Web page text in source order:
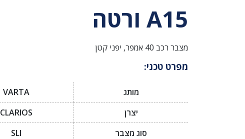
A15 ורטה
מצבר רכב 40 אמפר, יפני קטן
מפרט טכני:
מותג
VARTA
יצרן
CLARIOS
סוג מצבר
SLI